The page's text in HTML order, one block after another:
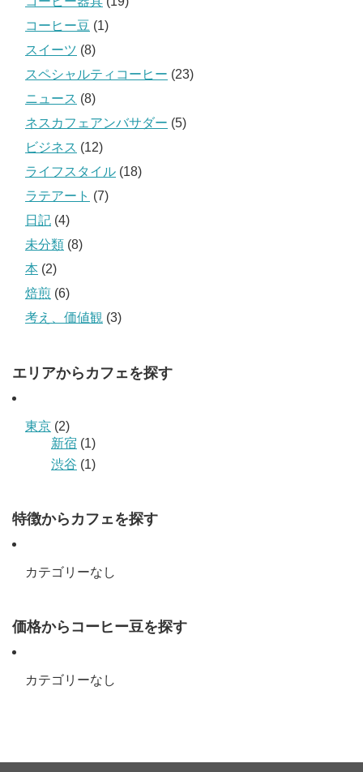
コーヒー豆 (1)
スイーツ (8)
スペシャルティコーヒー (23)
ニュース (8)
ネスカフェアンバサダー (5)
ビジネス (12)
ライフスタイル (18)
ラテアート (7)
日記 (4)
未分類 (8)
本 (2)
焙煎 (6)
考え、価値観 (3)
エリアからカフェを探す
東京 (2)
新宿 (1)
渋谷 (1)
特徴からカフェを探す
カテゴリーなし
価格からコーヒー豆を探す
カテゴリーなし